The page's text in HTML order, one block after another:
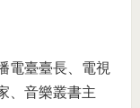
電臺臺長、電視
、音樂叢書主